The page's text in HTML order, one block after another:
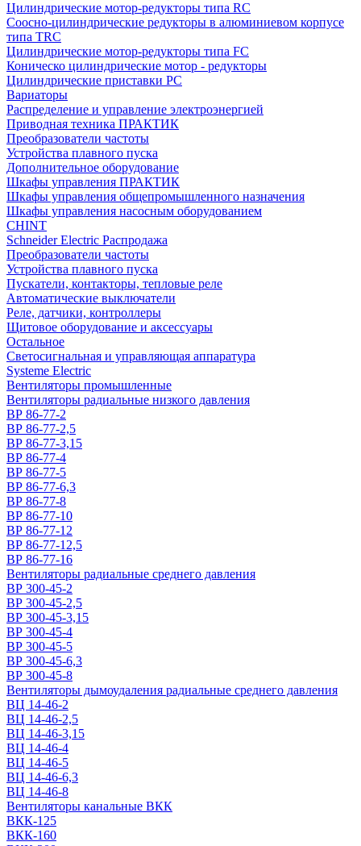
Цилиндрические мотор-редукторы типа RC
Соосно-цилиндрические редукторы в алюминиевом корпусе
типа TRC
Цилиндрические мотор-редукторы типа FC
Коническо цилиндрические мотор - редукторы
Цилиндрические приставки PC
Вариаторы
Распределение и управление электроэнергией
Приводная техника ПРАКТИК
Преобразователи частоты
Устройства плавного пуска
Дополнительное оборудование
Шкафы управления ПРАКТИК
Шкафы управления общепромышленного назначения
Шкафы управления насосным оборудованием
CHINT
Schneider Electric Распродажа
Преобразователи частоты
Устройства плавного пуска
Пускатели, контакторы, тепловые реле
Автоматические выключатели
Реле, датчики, контроллеры
Щитовое оборудование и аксессуары
Остальное
Светосигнальная и управляющая аппаратура
Systeme Electric
Вентиляторы промышленные
Вентиляторы радиальные низкого давления
ВР 86-77-2
ВР 86-77-2,5
ВР 86-77-3,15
ВР 86-77-4
ВР 86-77-5
ВР 86-77-6,3
ВР 86-77-8
ВР 86-77-10
ВР 86-77-12
ВР 86-77-12,5
ВР 86-77-16
Вентиляторы радиальные среднего давления
ВР 300-45-2
ВР 300-45-2,5
ВР 300-45-3,15
ВР 300-45-4
ВР 300-45-5
ВР 300-45-6,3
ВР 300-45-8
Вентиляторы дымоудаления радиальные среднего давления
ВЦ 14-46-2
ВЦ 14-46-2,5
ВЦ 14-46-3,15
ВЦ 14-46-4
ВЦ 14-46-5
ВЦ 14-46-6,3
ВЦ 14-46-8
Вентиляторы канальные ВКК
ВКК-125
ВКК-160